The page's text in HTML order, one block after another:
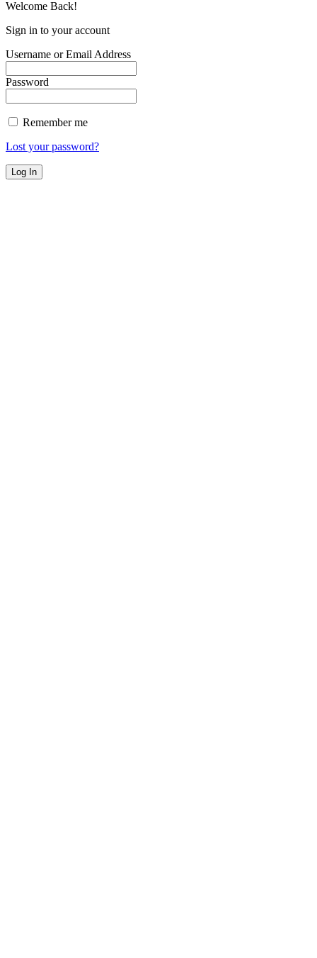
Welcome Back!
Sign in to your account
Username or Email Address
Password
Remember me
Lost your password?